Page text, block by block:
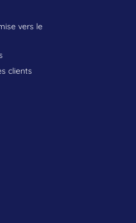
vers le
clients